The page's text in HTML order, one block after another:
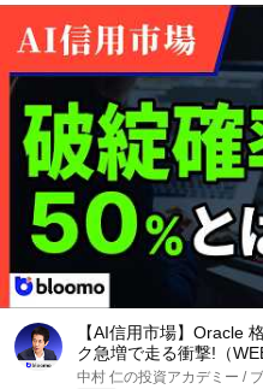
【AI信用市場】Oracle
ク急増で走る衝撃!（
中村 仁の投資アカデミー /